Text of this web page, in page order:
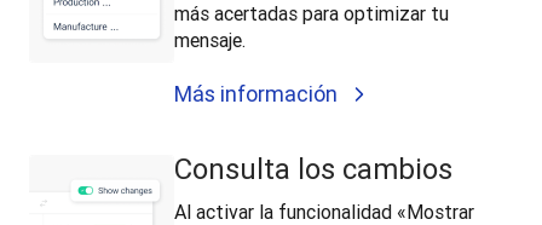
más acertadas para optimizar tu
mensaje.
Más información
Consulta los cambios
Al activar la funcionalidad «Mostrar